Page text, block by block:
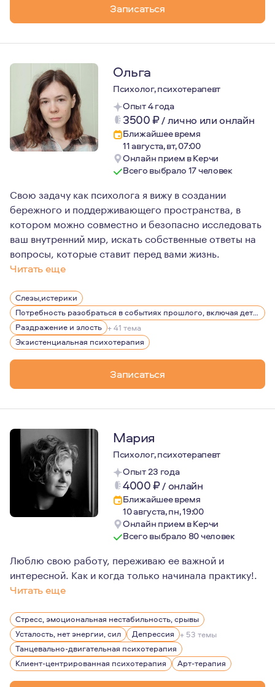
Записаться
Ольга
Психолог, психотерапевт
Опыт 4 года
3500₽/лично или онлайн
Ближайшее время
11 августа, вт, 07:00
Онлайн прием в Керчи
Всего выбрало 17 человек
Свою задачу как психолога я вижу в создании
бережного и поддерживающего пространства, в
котором можно совместно и безопасно исследовать
ваш внутренний мир, искать собственные ответы на
вопросы, которые ставит перед вами жизнь.
Читать еще
Для меня психотерапия - это процесс, в котором
Слезы,истерики
Потребность разобраться в событиях прошлого, включая детство
Раздражение и злость + 41 тема
Экзистенциальная психотерапия
Записаться
Мария
Психолог, психотерапевт
Опыт 23 года
4000₽/ онлайн
Ближайшее время
10 августа, пн, 19:00
Онлайн прием в Керчи
Всего выбрало 80 человек
Люблю свою работу, переживаю ее важной и
интересной. Как и когда только начинала практику!.
Читать еще
Для меня большой ценностью являются свобода
Стресс, эмоциональная нестабильность, срывы
Усталость, нет энергии, сил
Депрессия + 53 темы
Танцевально-двигательная психотерапия
Клиент-центрированная психотерапия
Арт-терапия